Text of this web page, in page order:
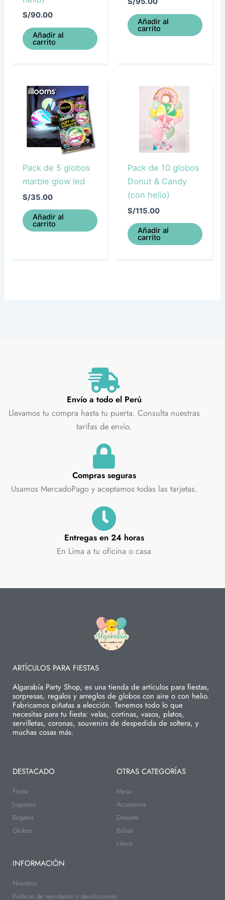
S/90.00
Añadir al
carrito
Añadir al
carrito
Pack de 5 globos
marble glow led
S/35.00
Añadir al
carrito
Pack de 10 globos
Donut & Candy
(con helio)
S/115.00
Añadir al
carrito
Envío a todo el Perú
Llevamos tu compra hasta tu puerta. Consulta nuestras
tarifas de envío.
Compras seguras
Usamos MercadoPago y aceptamos todas las tarjetas.
Entregas en 24 horas
En Lima a tu oficina o casa
ARTÍCULOS PARA FIESTAS
Algarabía Party Shop, es una tienda de artículos para fiestas,
sorpresas, regalos y arreglos de globos con aire o con helio.
Fabricamos piñatas a elección. Tenemos todo lo que
necesitas para tu fiesta: velas, cortinas, vasos, platos,
servilletas, coronas, souvenirs de despedida de soltera, y
muchas cosas más.
DESTACADO
Fiesta
Juguetes
Regalos
Globos
OTRAS CATEGORÍAS
Mesa
Accesorios
Deporte
Bolsas
Libros
INFORMACIÓN
Nosotros
Politicas de reembolso y devoluciones